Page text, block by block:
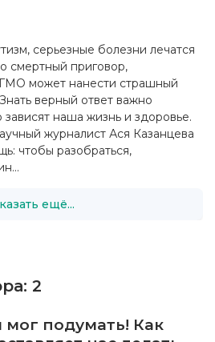
серьезные болезни лечатся
смертный приговор,
может нанести страшный
верный ответ важно
зависят наша жизнь и здоровье.
журналист Ася Казанцева
чтобы разобраться,
ещё...
2
мог подумать! Как